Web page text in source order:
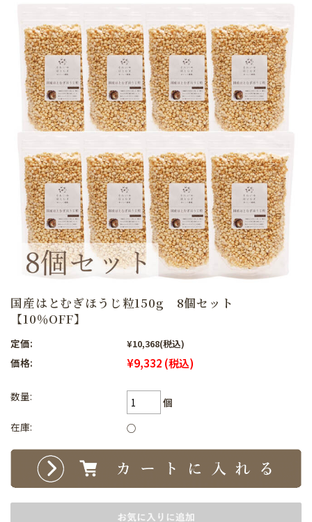
国産はとむぎほうじ粒150g 8個セット
【10％OFF】
定価: ¥10,368(税込)
価格: ¥9,332 (税込)
数量:
個
在庫:
○